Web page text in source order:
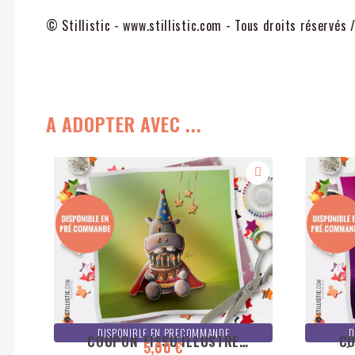
© Stillistic - www.stillistic.com - Tous droits réservés /
A ADOPTER AVEC ...
DISPONIBLE EN PRECOMMANDE
COUPON TISSU ILLUSTRÉ
5,00 €